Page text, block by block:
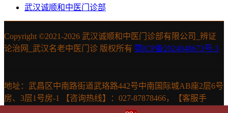
武汉诚顺和中医门诊部
Copyright ©2021-2026 武汉诚顺和中医门诊部有限公司_辨证
论治网_武汉名老中医门诊 版权所有 鄂ICP备2024048673号-3
地址：武昌区中南路街道武珞路442号中南国际城AB座2层6号
房、3层1号房-1 【咨询热线】：027-87878466，【客服手
机】：15607131150 声明：本站信息仅供参考，不能作为诊断